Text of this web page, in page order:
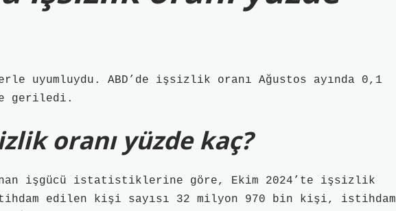
uyumluydu. ABD’de işsizlik oranı Ağustos ayında 0,1
geriledi.
oranı yüzde kaç?
işgücü istatistiklerine göre, Ekim 2024’te işsizlik
edilen kişi sayısı 32 milyon 970 bin kişi, istihdam